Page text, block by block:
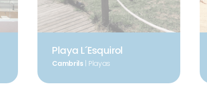
Playa L´Esquirol
Cambrils | Playas